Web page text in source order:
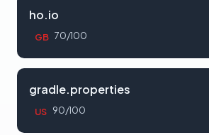
ho.io
GB 70/100
gradle.properties
US 90/100